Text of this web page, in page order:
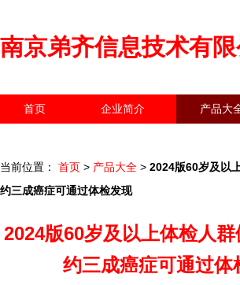
南京弟齐信息技术有限
首页 企业简介 产品大
当前位置： 首页 > 产品大全 > 2024版60岁及以
约三成癌症可通过体检发现
2024版60岁及以上体检人
约三成癌症可通过体